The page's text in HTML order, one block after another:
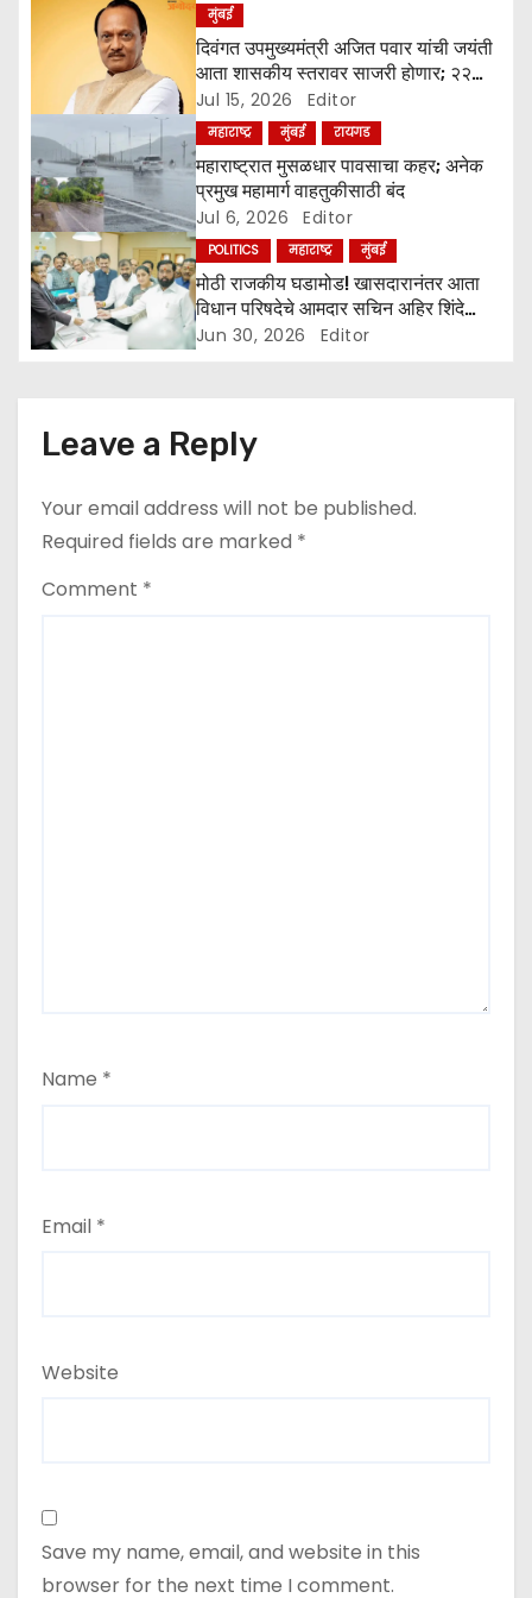
a
i
o
n
मुंबई
दिवंगत उपमुख्यमंत्री अजित पवार यांची जयंती
आता शासकीय स्तरावर साजरी होणार; २२
जुलै रोजी राज्यभरात कार्यक्रमांचे आयोजन
Jul 15, 2026 Editor
महाराष्ट्र मुंबई रायगड
महाराष्ट्रात मुसळधार पावसाचा कहर; अनेक
प्रमुख महामार्ग वाहतुकीसाठी बंद
Jul 6, 2026 Editor
POLITICS महाराष्ट्र मुंबई
मोठी राजकीय घडामोड! खासदारानंतर आता
विधान परिषदेचे आमदार सचिन अहिर शिंदे
गटात; उद्धव ठाकरेंना दुसरा मोठा धक्का
Jun 30, 2026 Editor
Leave a Reply
Your email address will not be published.
Required fields are marked *
Comment *
Name *
Email *
Website
Save my name, email, and website in this
browser for the next time I comment.